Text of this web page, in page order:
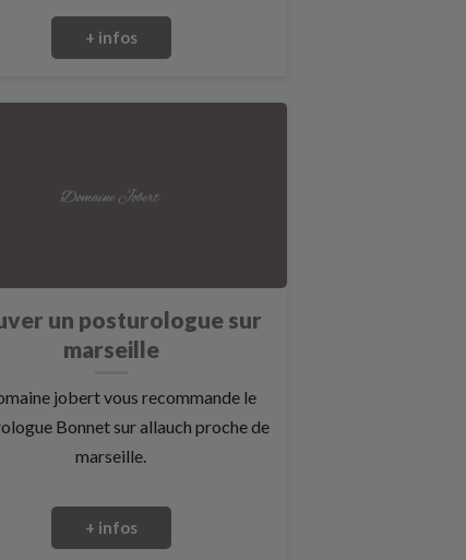
+ infos
un posturologue sur
marseille
jobert vous recommande le
Bonnet sur allauch proche de
marseille.
+ infos